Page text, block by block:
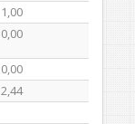
1,00
0,00
0,00
2,44